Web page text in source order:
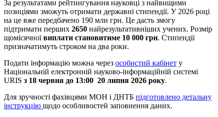
За результатами рейтингування науковці з найвищими
позиціями зможуть отримати державні стипендії. У 2026 році
на це вже передбачено 190 млн грн. Це дасть змогу
підтримати перших 2650 найрезультативніших учених. Розмір
щомісячноївиплати становитиме 10 000 грн. Стипендії
призначатимуть строком на два роки.
Подати інформацію можна через особистий кабінет у
Національній електронній науково-інформаційній системі
URIS з 18 червня до 13:00 20 липня 2026 року.
Для зручності фахівцями МОН і ДНТБ підготовлено детальну
інструкцію щодо особливостей заповнення даних.